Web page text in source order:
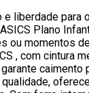
liberdade para
Plano
ou momentos
, com cintura
caimento